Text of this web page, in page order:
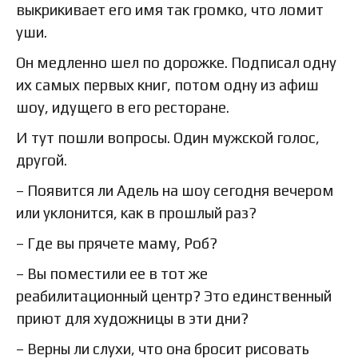
выкрикивает его имя так громко, что ломит
уши.
Он медленно шел по дорожке. Подписал одну
их самых первых книг, потом одну из афиш
шоу, идущего в его ресторане.
И тут пошли вопросы. Один мужской голос,
другой.
– Появится ли Адель на шоу сегодня вечером
или уклонится, как в прошлый раз?
– Где вы прячете маму, Роб?
– Вы поместили ее в тот же
реабилитационный центр? Это единственный
приют для художницы в эти дни?
– Верны ли слухи, что она бросит рисовать